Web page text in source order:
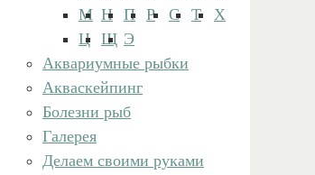
М Н П Р С Т
Х
Ц Щ Э
Аквариумные рыбки
Акваскейпинг
Болезни рыб
Галерея
Делаем своими руками